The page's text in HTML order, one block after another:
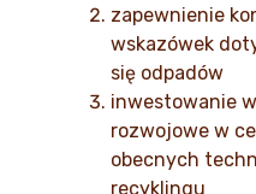
zapewnienie
wskazówek
się odpadów
inwestowanie
rozwojowe w
obecnych
recyklingu